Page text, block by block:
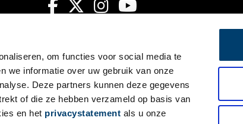
om functies voor social media te
we informatie over uw gebruik van onze
Deze partners kunnen deze gegevens
of die ze hebben verzameld op basis van
en het privacystatement als u onze